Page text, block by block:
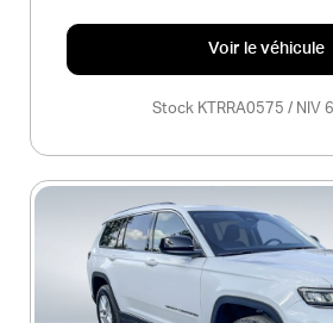
Voir le véhicule
Stock KTRRA0575 / NIV